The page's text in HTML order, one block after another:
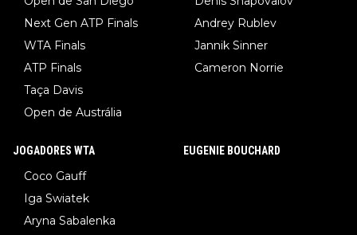
Next Gen ATP Finals
WTA Finals
ATP Finals
Taça Davis
Open de Austrália
Andrey Rublev
Jannik Sinner
Cameron Norrie
JOGADORES WTA
Coco Gauff
Iga Swiatek
Aryna Sabalenka
EUGENIE BOUCHARD